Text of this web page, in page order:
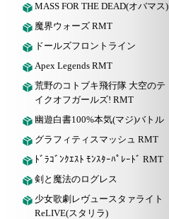
MASS FOR THE DEAD(オバマス)
魔界ウォーズ RMT
ドールズフロントライン
Apex Legends RMT
荒野のコトブキ飛行隊 大空のテ
イクオフガールズ! RMT
幽遊白書100%本気(マジ)バトル
グラフィティスマッシュ RMT
ﾄﾞﾗｺﾞﾝｸｴｽﾄ ﾓﾝｽﾀｰﾊﾟﾚｰﾄﾞ RMT
剣と魔法のログレス
少女歌劇レヴュースタァライト
ReLIVE(スタリラ)